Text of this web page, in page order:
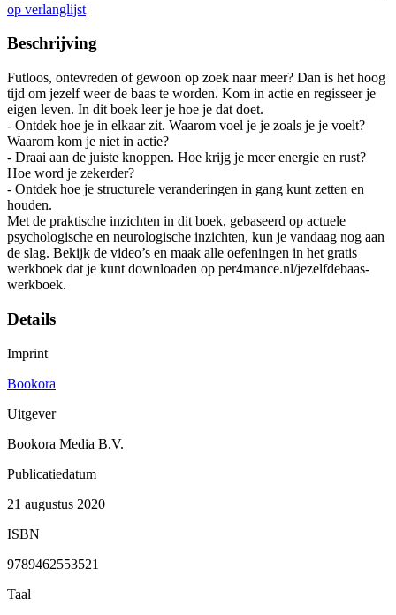
op verlanglijst
Beschrijving
Futloos, ontevreden of gewoon op zoek naar meer? Dan is het hoog
tijd om jezelf weer de baas te worden. Kom in actie en regisseer je
eigen leven. In dit boek leer je hoe je dat doet.
- Ontdek hoe je in elkaar zit. Waarom voel je je zoals je je voelt?
Waarom kom je niet in actie?
- Draai aan de juiste knoppen. Hoe krijg je meer energie en rust?
Hoe word je zekerder?
- Ontdek hoe je structurele veranderingen in gang kunt zetten en
houden.
Met de praktische inzichten in dit boek, gebaseerd op actuele
psychologische en neurologische inzichten, kun je vandaag nog aan
de slag. Bekijk de video’s en maak alle oefeningen in het gratis
werkboek dat je kunt downloaden op per4mance.nl/jezelfdebaas-
werkboek.
Details
Imprint
Bookora
Uitgever
Bookora Media B.V.
Publicatiedatum
21 augustus 2020
ISBN
9789462553521
Taal